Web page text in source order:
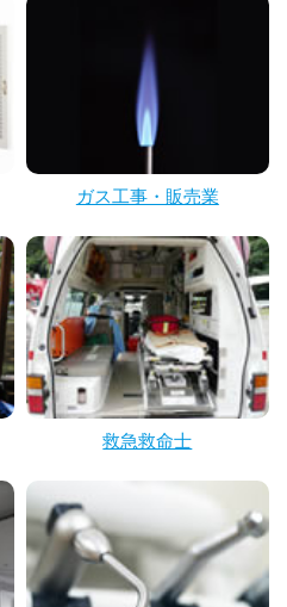
ガス工事・販売業
救急救命士